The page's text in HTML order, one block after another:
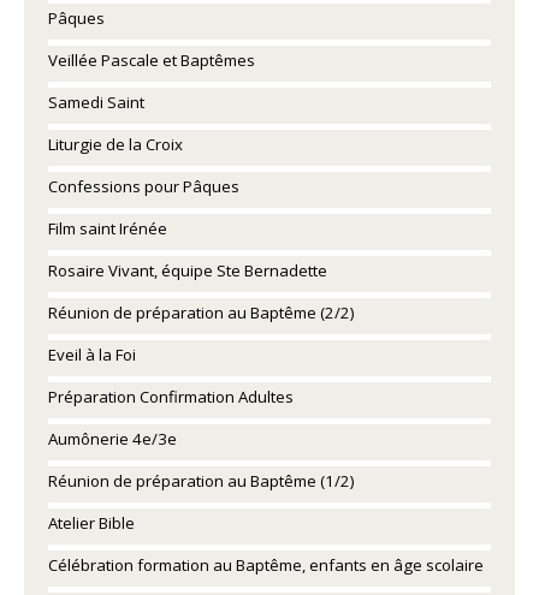
Pâques
Veillée Pascale et Baptêmes
Samedi Saint
Liturgie de la Croix
Confessions pour Pâques
Film saint Irénée
Rosaire Vivant, équipe Ste Bernadette
Réunion de préparation au Baptême (2/2)
Eveil à la Foi
Préparation Confirmation Adultes
Aumônerie 4e/3e
Réunion de préparation au Baptême (1/2)
Atelier Bible
Célébration formation au Baptême, enfants en âge scolaire